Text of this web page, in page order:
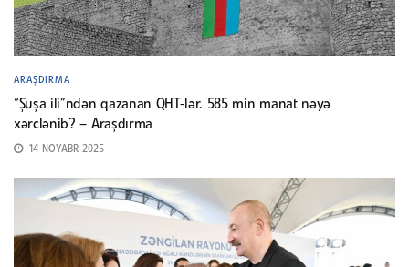
ARAŞDIRMA
“Şuşa ili”ndən qazanan QHT-lər. 585 min manat nəyə
xərclənib? – Araşdırma
14 NOYABR 2025